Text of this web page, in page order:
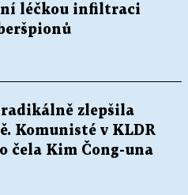
léčkou infiltraci
radikálně zlepšila
Komunisté v KLDR
čela Kim Čong-una